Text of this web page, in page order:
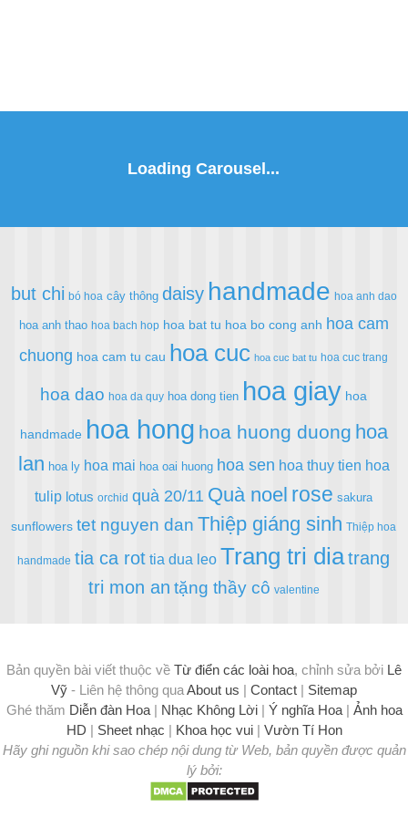
but chi bó hoa cây thông daisy handmade hoa anh dao
hoa anh thao hoa bach hop hoa bat tu hoa bo cong anh hoa cam
chuong hoa cam tu cau hoa cuc hoa cuc bat tu hoa cuc trang
hoa dao hoa da quy hoa dong tien hoa giay hoa
handmade hoa hong hoa huong duong hoa
lan hoa ly hoa mai hoa oai huong hoa sen hoa thuy tien hoa
tulip lotus orchid quà 20/11 Quà noel rose sakura
sunflowers tet nguyen dan Thiệp giáng sinh Thiệp hoa
handmade tia ca rot tia dua leo Trang tri diatrang
tri mon an tặng thầy cô valentine
Bản quyền bài viết thuộc về Từ điển các loài hoa, chỉnh sửa bởi Lê
Vỹ - Liên hệ thông quaAbout us | Contact | Sitemap
Ghé thăm Diễn đàn Hoa| Nhạc Không Lời| Ý nghĩa Hoa| Ảnh hoa
HD | Sheet nhạc | Khoa học vui| Vườn Tí Hon
Hãy ghi nguồn khi sao chép nội dung từ Web, bản quyền được quản
lý bởi: